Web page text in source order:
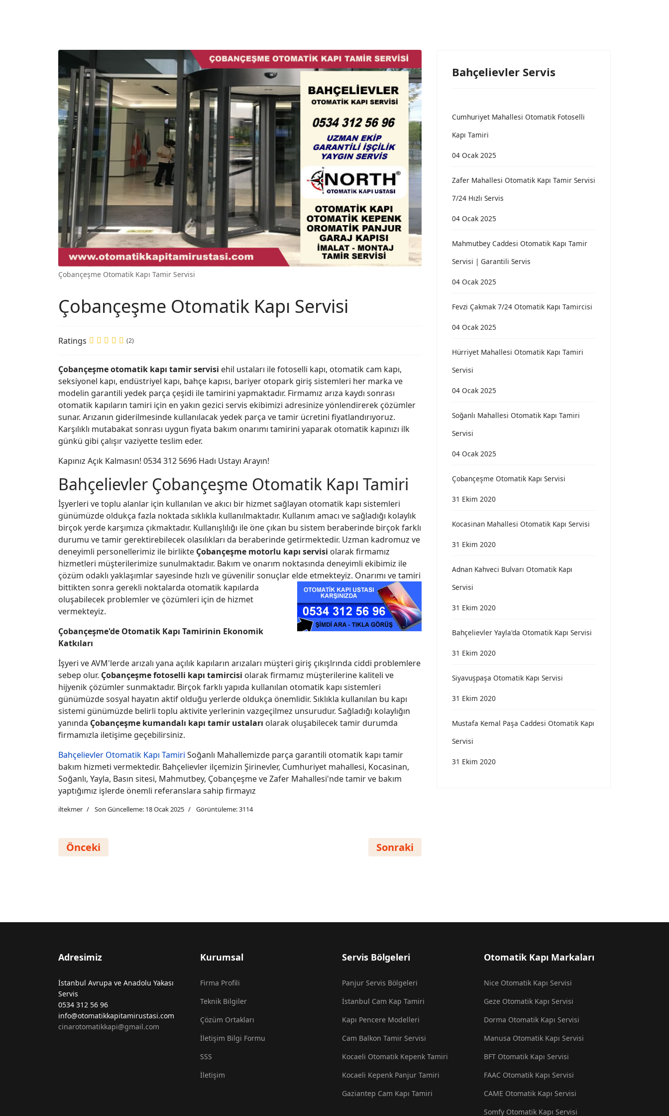
Çobançeşme Otomatik Kapı Tamir Servisi
Çobançeşme Otomatik Kapı Servisi
Ratings (2)
Çobançeşme otomatik kapı tamir servisi ehil ustaları ile fotoselli kapı, otomatik cam kapı,
seksiyonel kapı, endüstriyel kapı, bahçe kapısı, bariyer otopark giriş sistemleri her marka ve
modelin garantili yedek parça çeşidi ile tamirini yapmaktadır. Firmamız arıza kaydı sonrası
otomatik kapıların tamiri için en yakın gezici servis ekibimizi adresinize yönlendirerek çözümler
sunar. Arızanın giderilmesinde kullanılacak yedek parça ve tamir ücretini fiyatlandırıyoruz.
Karşılıklı mutabakat sonrası uygun fiyata bakım onarımı tamirini yaparak otomatik kapınızı ilk
günkü gibi çalışır vaziyette teslim eder.
Kapınız Açık Kalmasın! 0534 312 5696 Hadı Ustayı Arayın!
Bahçelievler Çobançeşme Otomatik Kapı Tamiri
İşyerleri ve toplu alanlar için kullanılan ve akıcı bir hizmet sağlayan otomatik kapı sistemleri
günümüzde oldukça fazla noktada sıklıkla kullanılmaktadır. Kullanım amacı ve sağladığı kolaylık
birçok yerde karşımıza çıkmaktadır. Kullanışlılığı ile öne çıkan bu sistem beraberinde birçok farklı
durumu ve tamir gerektirebilecek olasılıkları da beraberinde getirmektedir. Uzman kadromuz ve
deneyimli personellerimiz ile birlikte Çobançeşme motorlu kapı servisi olarak firmamız
hizmetleri müşterilerimize sunulmaktadır. Bakım ve onarım noktasında deneyimli ekibimiz ile
çözüm odaklı yaklaşımlar sayesinde hızlı ve güvenilir sonuçlar elde etmekteyiz. Onarımı ve tamiri
bittikten sonra gerekli noktalarda otomatik kapılarda
oluşabilecek problemler ve çözümleri için de hizmet
vermekteyiz.
Çobançeşme'de Otomatik Kapı Tamirinin Ekonomik
Katkıları
İşyeri ve AVM'lerde arızalı yana açılık kapıların arızaları müşteri giriş çıkışlrında ciddi problemlere
sebep olur. Çobançeşme fotoselli kapı tamircisi olarak firmamız müşterilerine kaliteli ve
hijyenik çözümler sunmaktadır. Birçok farklı yapıda kullanılan otomatik kapı sistemleri
günümüzde sosyal hayatın aktif olduğu yerlerde oldukça önemlidir. Sıklıkla kullanılan bu kapı
sistemi günümüzde belirli toplu aktivite yerlerinin vazgeçilmez unsurudur. Sağladığı kolaylığın
yanında Çobançeşme kumandalı kapı tamir ustaları olarak oluşabilecek tamir durumda
firmamızla iletişime geçebilirsiniz.
Bahçelievler Otomatik Kapı Tamiri Soğanlı Mahallemizde parça garantili otomatik kapı tamir
bakım hizmeti vermektedir. Bahçelievler ilçemizin Şirinevler, Cumhuriyet mahallesi, Kocasinan,
Soğanlı, Yayla, Basın sitesi, Mahmutbey, Çobançeşme ve Zafer Mahallesi'nde tamir ve bakım
yaptığımız işlerde önemli referanslara sahip firmayız
iltekmer Son Güncelleme: 18 Ocak 2025 Görüntüleme: 3114
Önceki Makale: Soğanlı Mahallesi Otomatik Kapı Tamiri Servisi
Önceki Sonraki Makale: Kocasinan Mahallesi Otomatik Kapı Servisi
Sonraki
Bahçelievler Servis
Cumhuriyet Mahallesi Otomatik Fotoselli
Kapı Tamiri
04 Ocak 2025
Zafer Mahallesi Otomatik Kapı Tamir Servisi
7/24 Hızlı Servis
04 Ocak 2025
Mahmutbey Caddesi Otomatik Kapı Tamir
Servisi | Garantili Servis
04 Ocak 2025
Fevzi Çakmak 7/24 Otomatik Kapı Tamircisi
04 Ocak 2025
Hürriyet Mahallesi Otomatik Kapı Tamiri
Servisi
04 Ocak 2025
Soğanlı Mahallesi Otomatik Kapı Tamiri
Servisi
04 Ocak 2025
Çobançeşme Otomatik Kapı Servisi
31 Ekim 2020
Kocasinan Mahallesi Otomatik Kapı Servisi
31 Ekim 2020
Adnan Kahveci Bulvarı Otomatik Kapı
Servisi
31 Ekim 2020
Bahçelievler Yayla'da Otomatik Kapı Servisi
31 Ekim 2020
Siyavuşpaşa Otomatik Kapı Servisi
31 Ekim 2020
Mustafa Kemal Paşa Caddesi Otomatik Kapı
Servisi
31 Ekim 2020
Adresimiz
İstanbul Avrupa ve Anadolu Yakası
Servis
0534 312 56 96
info@otomatikkapitamirustasi.com
cinarotomatikkapi@gmail.com
Kurumsal
Firma Profili
Teknik Bilgiler
Çözüm Ortakları
İletişim Bilgi Formu
SSS
İletişim
Servis Bölgeleri
Panjur Servis Bölgeleri
İstanbul Cam Kap Tamiri
Kapı Pencere Modelleri
Cam Balkon Tamir Servisi
Kocaeli Otomatik Kepenk Tamiri
Kocaeli Kepenk Panjur Tamiri
Gaziantep Cam Kapı Tamiri
Otomatik Kapı Markaları
Nice Otomatik Kapı Servisi
Geze Otomatik Kapı Servisi
Dorma Otomatik Kapı Servisi
Manusa Otomatik Kapı Servisi
BFT Otomatik Kapı Servisi
FAAC Otomatik Kapı Servisi
CAME Otomatik Kapı Servisi
Somfy Otomatik Kapı Servisi